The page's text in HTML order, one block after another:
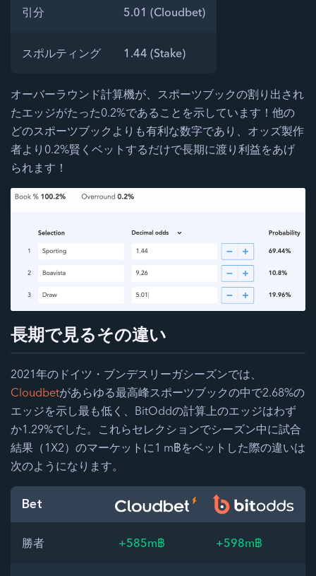
引分 5.01 (Cloudbet)
スポルティング 1.44 (Stake)
オーバーラウンド計算機が、スポーツブックの割り出され
たエッジがたった0.2%であることを示しています！他の
どのスポーツブックよりも有利な数字であり、オッズ製作
者より0.2%賢くベットするだけで長期に渡り利益をあげ
られます！
長期で見るその違い
2021年のドイツ・ブンデスリーガシーズンでは、
Cloudbetがあらゆる最高峰スポーツブックの中で2.68%の
エッジを示し最も低く、BitOddの計算上のエッジはわず
か1.29%でした。これらセレクションでシーズン中に試合
結果（1X2）のマーケットに1 m฿をベットした際の違いは
次のようになります。
Bet
勝者 +585m฿ +598m฿